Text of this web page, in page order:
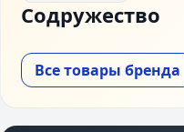
Содружество
Все товары бренда